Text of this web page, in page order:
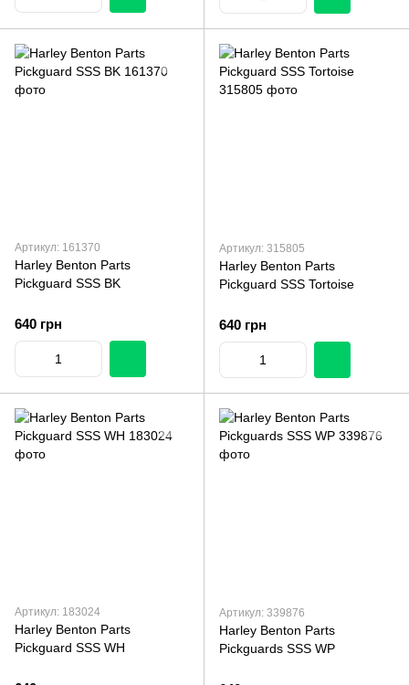
Артикул: 161370
Harley Benton Parts
Pickguard SSS BK
640 грн
Артикул: 315805
Harley Benton Parts
Pickguard SSS Tortoise
640 грн
Артикул: 183024
Harley Benton Parts
Pickguard SSS WH
Артикул: 339876
Harley Benton Parts
Pickguards SSS WP